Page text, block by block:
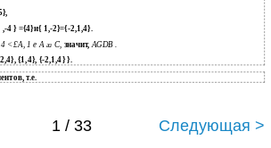
,-4 } ={4}и{ 1,-2}={-2,1,4}.
4 <£А, 1 е А га С, значит,AGDB .
{1,4}, {-2,1,4} }.
т.е.
1 / 33 Следующая >